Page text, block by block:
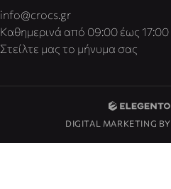
info@crocs.gr
Καθημερινά από 09:00 έως 17:00
Στείλτε μας το μήνυμα σας
DIGITAL MARKETING BY